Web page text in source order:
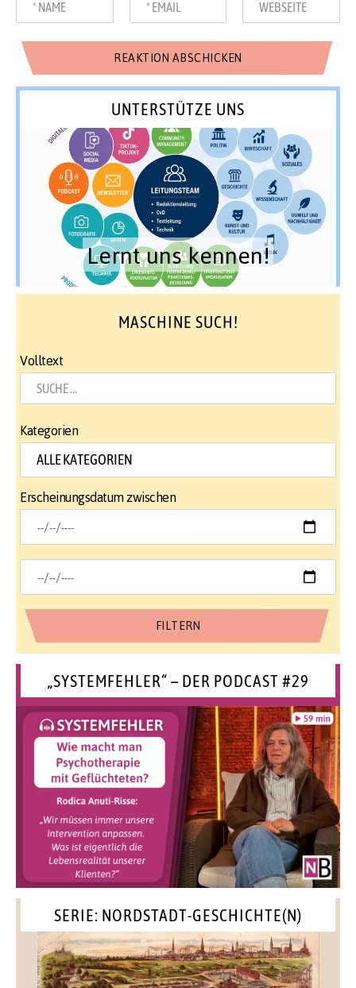
UNTERSTÜTZE UNS
Lernt uns kennen!
MASCHINE SUCH!
Volltext
Kategorien
Erscheinungsdatum zwischen
„SYSTEMFEHLER“ – DER PODCAST #29
SERIE: NORDSTADT-GESCHICHTE(N)